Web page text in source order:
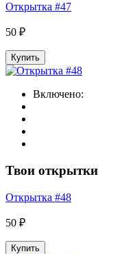
Открытка #47
50 ₽
Купить
Включено:
Твои открытки
Открытка #48
50 ₽
Купить